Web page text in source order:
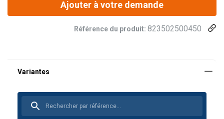
Ajouter à votre demande
Référence du produit: 823502500450
Matériau:
Marquage:
Manuels utilisateur
Connecteurs M Tractel.pdf